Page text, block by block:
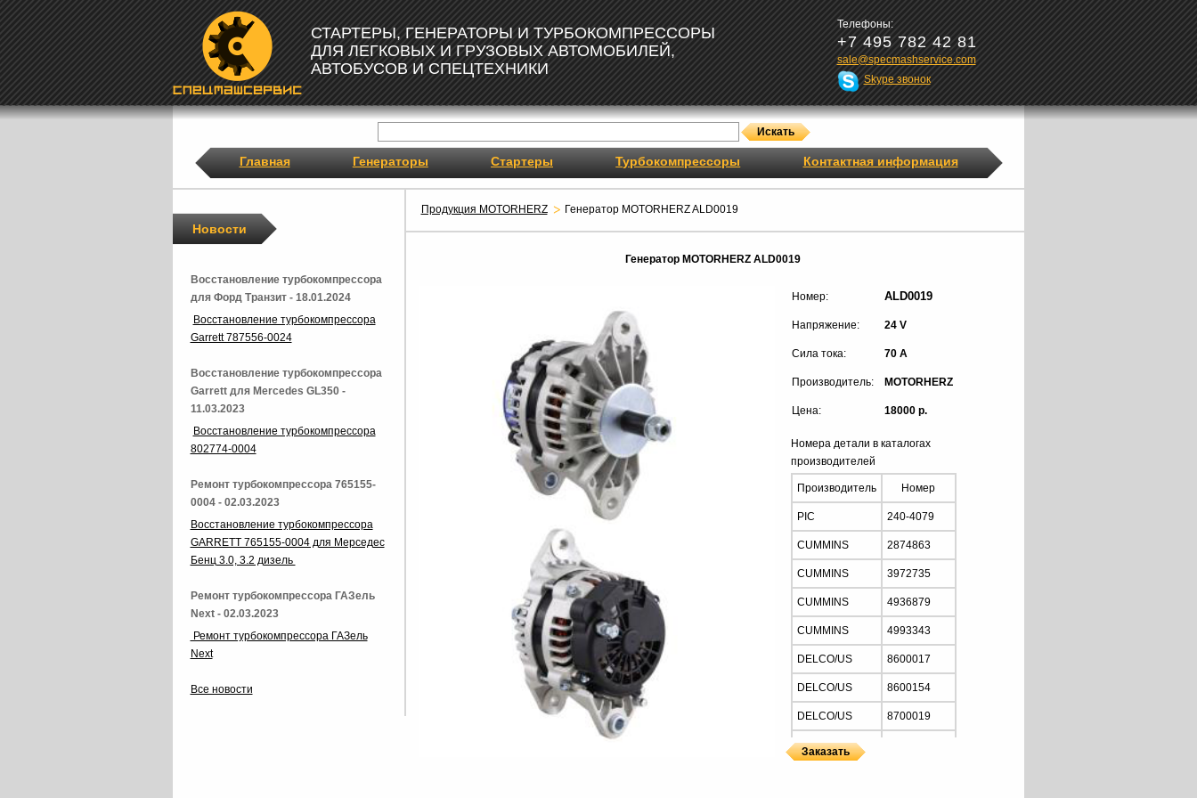
СТАРТЕРЫ, ГЕНЕРАТОРЫ И ТУРБОКОМПРЕССОРЫ
ДЛЯ ЛЕГКОВЫХ И ГРУЗОВЫХ АВТОМОБИЛЕЙ,
АВТОБУСОВ И СПЕЦТЕХНИКИ
Телефоны:
+7 495 782 42 81
sale@specmashservice.com
Skype звонок
Главная Генераторы Стартеры Турбокомпрессоры Контактная информация
Продукция MOTORHERZ Генератор MOTORHERZ ALD0019
Генератор MOTORHERZ ALD0019
Номер: ALD0019
Напряжение: 24 V
Сила тока: 70 A
Производитель: MOTORHERZ
Цена: 18000 р.
Номера детали в каталогах
производителей
Производитель Номер
PIC 240-4079
CUMMINS 2874863
CUMMINS 3972735
CUMMINS 4936879
CUMMINS 4993343
DELCO/US 8600017
DELCO/US 8600154
DELCO/US 8700019
LESTER
Новости
Восстановление турбокомпрессора
для Форд Транзит - 18.01.2024
Восстановление турбокомпрессора
Garrett 787556-0024
Восстановление турбокомпрессора
Garrett для Mercedes GL350 -
11.03.2023
Восстановление турбокомпрессора
802774-0004
Ремонт турбокомпрессора 765155-
0004 - 02.03.2023
Восстановление турбокомпрессора
GARRETT 765155-0004 для Мерседес
Бенц 3.0, 3.2 дизель
Ремонт турбокомпрессора ГАЗель
Next - 02.03.2023
Ремонт турбокомпрессора ГАЗель
Next
Все новости